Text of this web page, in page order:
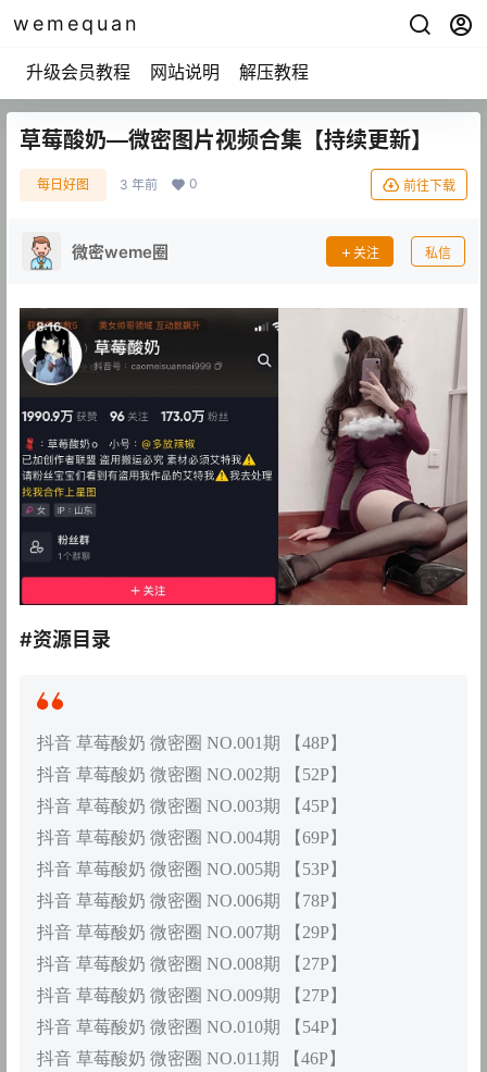
wemequan
升级会员教程 网站说明 解压教程
草莓酸奶—微密图片视频合集【持续更新】
每日好图 3 年前 0 前往下载
微密weme圈 关注 私信
#资源目录
抖音 草莓酸奶 微密圈 NO.001期 【48P】
抖音 草莓酸奶 微密圈 NO.002期 【52P】
抖音 草莓酸奶 微密圈 NO.003期 【45P】
抖音 草莓酸奶 微密圈 NO.004期 【69P】
抖音 草莓酸奶 微密圈 NO.005期 【53P】
抖音 草莓酸奶 微密圈 NO.006期 【78P】
抖音 草莓酸奶 微密圈 NO.007期 【29P】
抖音 草莓酸奶 微密圈 NO.008期 【27P】
抖音 草莓酸奶 微密圈 NO.009期 【27P】
抖音 草莓酸奶 微密圈 NO.010期 【54P】
抖音 草莓酸奶 微密圈 NO.011期 【46P】